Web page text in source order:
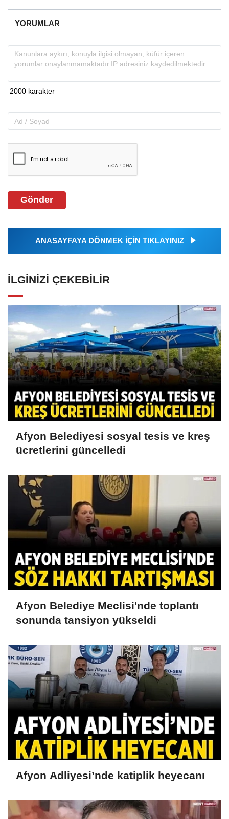
YORUMLAR
Gönder
ANASAYFAYA DÖNMEK İÇİN TIKLAYINIZ
İLGINIZI ÇEKEBILIR
Afyon Belediyesi sosyal tesis ve kreş
ücretlerini güncelledi
Afyon Belediye Meclisi'nde toplantı
sonunda tansiyon yükseldi
Afyon Adliyesi’nde katiplik heyecanı